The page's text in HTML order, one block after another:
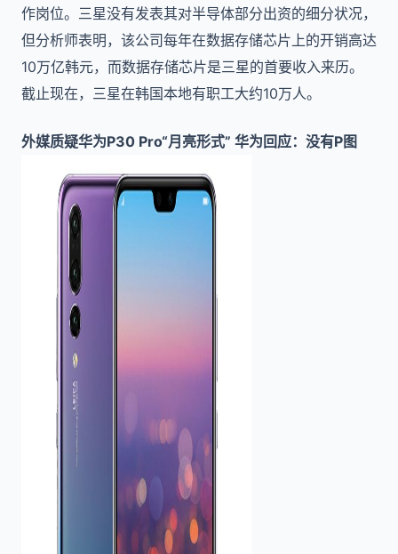
作岗位。三星没有发表其对半导体部分出资的细分状况，
但分析师表明，该公司每年在数据存储芯片上的开销高达
10万亿韩元，而数据存储芯片是三星的首要收入来历。
截止现在，三星在韩国本地有职工大约10万人。
外媒质疑华为P30 Pro“月亮形式” 华为回应：没有P图